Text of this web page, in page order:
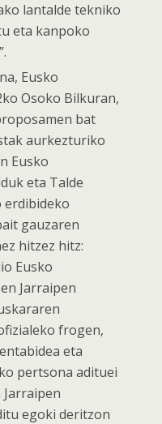
lantalde tekniko
eta kanpoko
Eusko
Osoko Bilkuran,
bat
aurkezturiko
Eusko
eta Talde
erdibideko
gauzaren
hitzez hitz:
Eusko
Jarraipen
frogen,
eta
pertsona adituei
egoki deritzon